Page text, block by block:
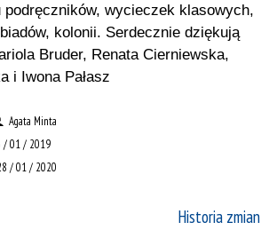
podręczników, wycieczek klasowych,
kolonii. Serdecznie dziękują
Bruder, Renata Cierniewska,
i Iwona Pałasz
Agata Minta
/ 01 / 2019
/ 01 / 2020
Historia zmian